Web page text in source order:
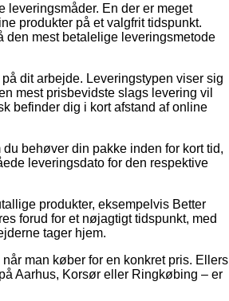
leveringsmåder. En der er meget
produkter på et valgfrit tidspunkt.
den mest betalelige leveringsmetode
dit arbejde. Leveringstypen viser sig
mest prisbevidste slags levering vil
befinder dig i kort afstand af online
behøver din pakke inden for kort tid,
leveringsdato for den respektive
produkter, eksempelvis Better
forud for et nøjagtigt tidspunkt, med
tager hjem.
man køber for en konkret pris. Ellers
Aarhus, Korsør eller Ringkøbing – er